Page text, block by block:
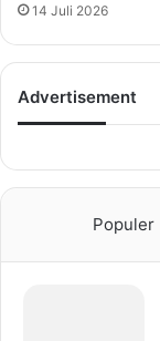
14 Juli 2026
Advertisement
Populer